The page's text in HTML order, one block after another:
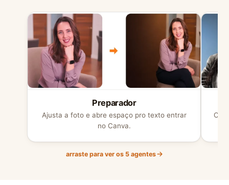
Preparador
Ajusta a foto e abre espaço pro texto entrar
no Canva.
Cria
arraste para ver os 5 agentes